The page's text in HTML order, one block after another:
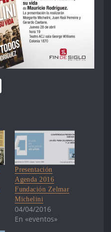
Presentación
Agenda 2016
Fundación Zelmar
Michelini
04/04/2016
En «eventos»